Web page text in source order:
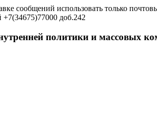
сообщений использовать только
доб.242
политики и массовых